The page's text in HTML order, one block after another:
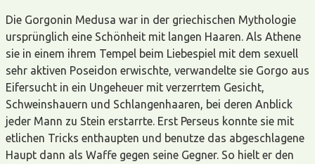
Die Gorgonin Medusa war in der griechischen Mythologie
ursprünglich eine Schönheit mit langen Haaren. Als Athene
sie in einem ihrem Tempel beim Liebespiel mit dem sexuell
sehr aktiven Poseidon erwischte, verwandelte sie Gorgo aus
Eifersucht in ein Ungeheuer mit verzerrtem Gesicht,
Schweinshauern und Schlangenhaaren, bei deren Anblick
jeder Mann zu Stein erstarrte. Erst Perseus konnte sie mit
etlichen Tricks enthaupten und benutze das abgeschlagene
Haupt dann als Waffe gegen seine Gegner. So hielt er den